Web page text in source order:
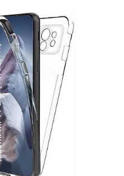
9.99€.3.49€.